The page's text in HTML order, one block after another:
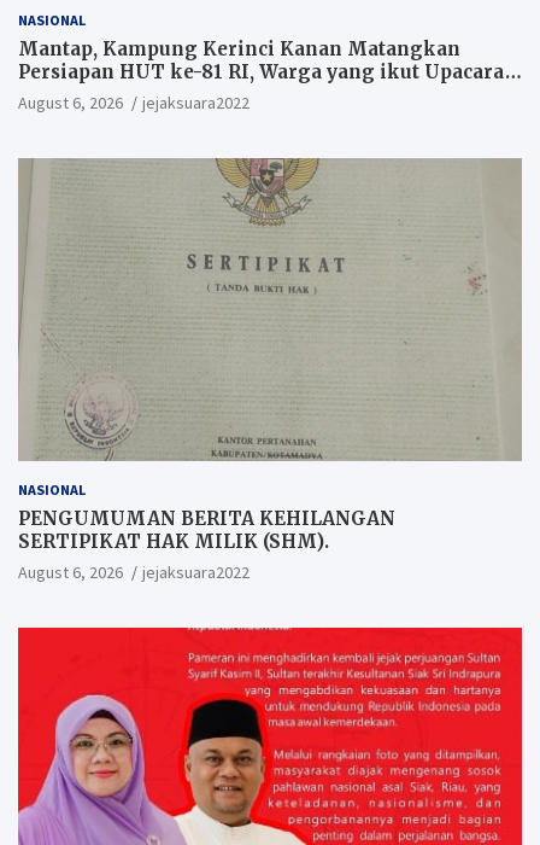
NASIONAL
Mantap, Kampung Kerinci Kanan Matangkan
Persiapan HUT ke-81 RI, Warga yang ikut Upacara
Berkesempatan Raih Hadiah
August 6, 2026 jejaksuara2022
NASIONAL
PENGUMUMAN BERITA KEHILANGAN
SERTIPIKAT HAK MILIK (SHM).
August 6, 2026 jejaksuara2022